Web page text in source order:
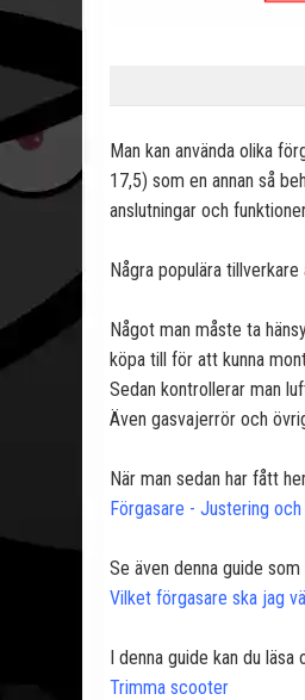
Man kan använda olika
17,5) som en annan så
anslutningar och
Några populära
Något man måste ta
köpa till för att kunna
Sedan kontrollerar man
Även gasvajerrör och
När man sedan har fått
Förgasare - Justering och
Se även denna guide
Vilket förgasare ska jag
I denna guide kan du
Trimma scooter